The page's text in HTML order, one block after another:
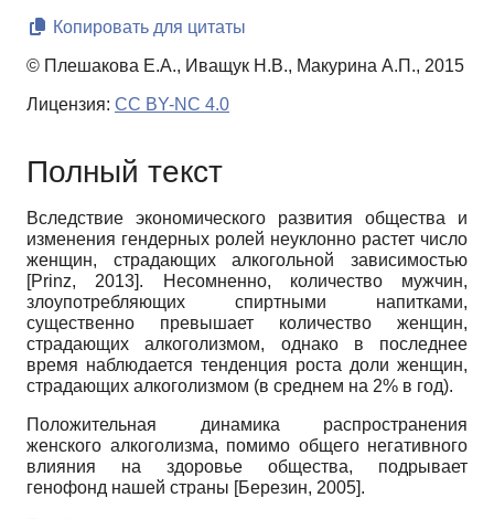
Копировать для цитаты
© Плешакова Е.А., Иващук Н.В., Макурина А.П., 2015
Лицензия: CC BY-NC 4.0
Полный текст
Вследствие экономического развития общества и
изменения гендерных ролей неуклонно растет число
женщин, страдающих алкогольной зависимостью
[Prinz, 2013]. Несомненно, количество мужчин,
злоупотребляющих спиртными напитками,
существенно превышает количество женщин,
страдающих алкоголизмом, однако в последнее
время наблюдается тенденция роста доли женщин,
страдающих алкоголизмом (в среднем на 2% в год).
Положительная динамика распространения
женского алкоголизма, помимо общего негативного
влияния на здоровье общества, подрывает
генофонд нашей страны [Березин, 2005].